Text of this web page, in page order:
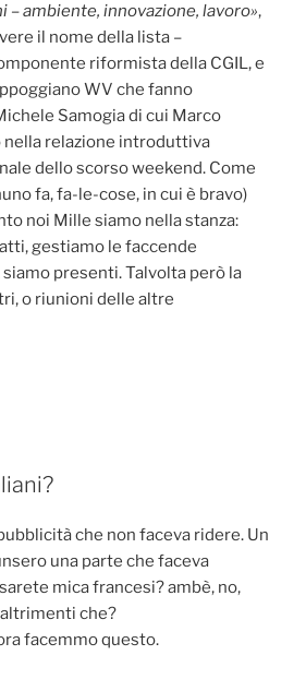
– ambiente, innovazione, lavoro»,
il nome della lista –
riformista della CGIL, e
WV che fanno
Samogia di cui Marco
nella relazione introduttiva
dello scorso weekend. Come
fa, fa-le-cose, in cui è bravo)
noi Mille siamo nella stanza:
gestiamo le faccende
presenti. Talvolta però la
o riunioni delle altre
che non faceva ridere. Un
una parte che faceva
mica francesi? ambè, no,
che?
facemmo questo.